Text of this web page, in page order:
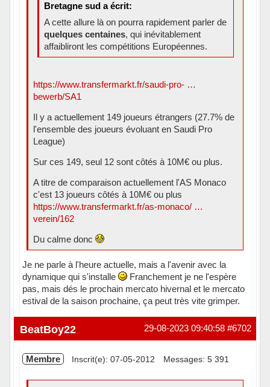
Bretagne sud a écrit:
A cette allure là on pourra rapidement parler de
quelques centaines, qui inévitablement
affaibliront les compétitions Européennes.
https://www.transfermarkt.fr/saudi-pro- …
bewerb/SA1
Il y a actuellement 149 joueurs étrangers (27.7% de
l'ensemble des joueurs évoluant en Saudi Pro
League)
Sur ces 149, seul 12 sont côtés à 10M€ ou plus.
A titre de comparaison actuellement l'AS Monaco
c'est 13 joueurs côtés à 10M€ ou plus
https://www.transfermarkt.fr/as-monaco/ …
verein/162
Du calme donc
Je ne parle à l'heure actuelle, mais a l'avenir avec la
dynamique qui s'installe
Franchement je ne l'espère
pas, mais dés le prochain mercato hivernal et le mercato
estival de la saison prochaine, ça peut très vite grimper.
#6702
29-08-2023 09:40:58
BeatBoy22
Membre Inscrit(e): 07-05-2012 Messages: 5 391